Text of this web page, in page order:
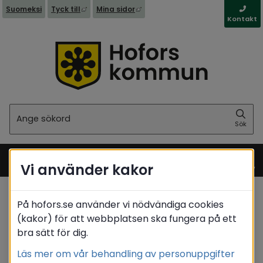
Suomeksi Tyck till Länk till annan webbplats, öppnas i nytt
Mina sidor Länk till annan webbplats,
Kontakt
Sök
Meny
Startsida
Stöd & omsorg
/ Projekt som pågår
Vi använder kakor
På hofors.se använder vi nödvändiga cookies
(kakor) för att webbplatsen ska fungera på ett
bra sätt för dig.
Läs mer om vår behandling av personuppgifter